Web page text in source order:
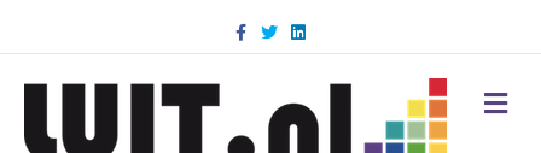
c
k
T
w
i
n
d
M
E